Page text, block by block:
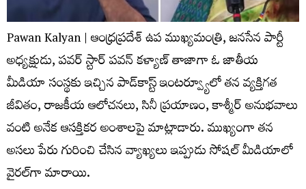
Pawan Kalyan | ఆంధ్రప్రదేశ్ ఉప ముఖ్యమంత్రి, జనసేన పార్టీ
అధ్యక్షుడు, పవర్ స్టార్ పవన్ కళ్యాణ్ తాజాగా ఓ జాతీయ
మీడియా సంస్థకు ఇచ్చిన పాడ్‌కాస్ట్ ఇంటర్వ్యూలో తన వ్యక్తిగత
జీవితం, రాజకీయ ఆలోచనలు, సినీ ప్రయాణం, కాశ్మీర్ అనుభవాలు
వంటి అనేక ఆసక్తికర అంశాలపై మాట్లాడారు. ముఖ్యంగా తన
అసలు పేరు గురించి చేసిన వ్యాఖ్యలు ఇప్పుడు సోషల్ మీడియాలో
వైరల్‌గా మారాయి.